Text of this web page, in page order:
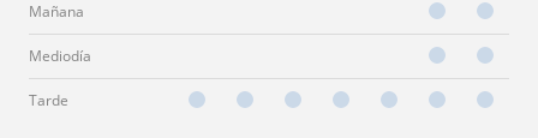
Mañana
Mediodía
Tarde